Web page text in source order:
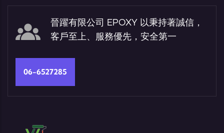
晉躍有限公司 EPOXY 以秉持著誠信，
客戶至上、服務優先，安全第一
06-6527285